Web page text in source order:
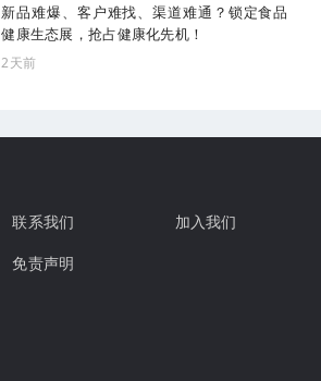
新品难爆、客户难找、渠道难通？锁定食品
健康生态展，抢占健康化先机！
2天前
联系我们
加入我们
免责声明